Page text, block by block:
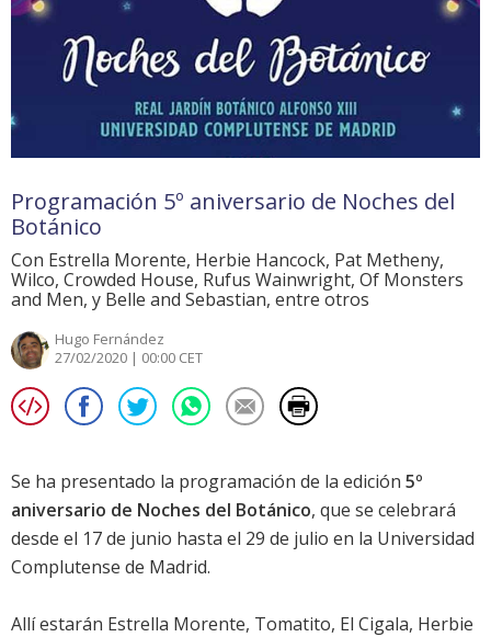
Programación 5º aniversario de Noches del
Botánico
Con Estrella Morente, Herbie Hancock, Pat Metheny,
Wilco, Crowded House, Rufus Wainwright, Of Monsters
and Men, y Belle and Sebastian, entre otros
Hugo Fernández
27/02/2020 | 00:00 CET
Se ha presentado la programación de la edición 5º
aniversario de Noches del Botánico, que se celebrará
desde el 17 de junio hasta el 29 de julio en la Universidad
Complutense de Madrid.
Allí estarán Estrella Morente, Tomatito, El Cigala, Herbie